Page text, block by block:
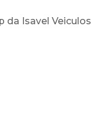
da Isavel Veiculos